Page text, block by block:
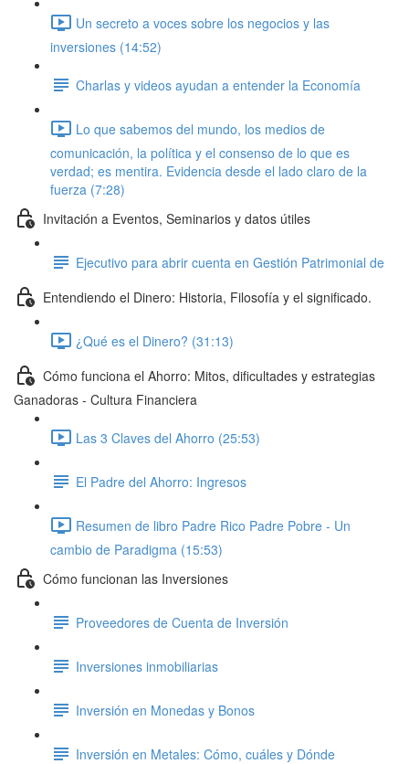
Un secreto a voces sobre los negocios y las
inversiones (14:52)
Charlas y videos ayudan a entender la Economía
Lo que sabemos del mundo, los medios de
comunicación, la política y el consenso de lo que es
verdad; es mentira. Evidencia desde el lado claro de la
fuerza (7:28)
Invitación a Eventos, Seminarios y datos útiles
Ejecutivo para abrir cuenta en Gestión Patrimonial de
Entendiendo el Dinero: Historia, Filosofía y el significado.
¿Qué es el Dinero? (31:13)
Cómo funciona el Ahorro: Mitos, dificultades y estrategias
Ganadoras - Cultura Financiera
Las 3 Claves del Ahorro (25:53)
El Padre del Ahorro: Ingresos
Resumen de libro Padre Rico Padre Pobre - Un
cambio de Paradigma (15:53)
Cómo funcionan las Inversiones
Proveedores de Cuenta de Inversión
Inversiones inmobiliarias
Inversión en Monedas y Bonos
Inversión en Metales: Cómo, cuáles y Dónde